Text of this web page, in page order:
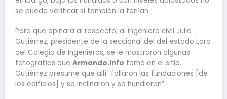
se puede verificar si también la tenían.
Para que opinara al respecto, al ingeniero civil Julio
Gutiérrez, presidente de la seccional del del estado Lara
del Colegio de Ingenieros, se le mostraron algunas
fotografías que Armando.info tomó en el sitio.
Gutiérrez presume que allí “fallaron las fundaciones [de
los edificios] y se inclinaron y se hundieron”.